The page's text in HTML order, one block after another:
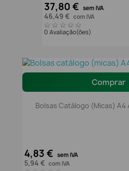
37,80 € sem IVA
46,49 € com IVA
0 Avaliação(ões)
Comprar
Bolsas Catálogo (micas) A4
4,83 € sem IVA
5,94 € com IVA